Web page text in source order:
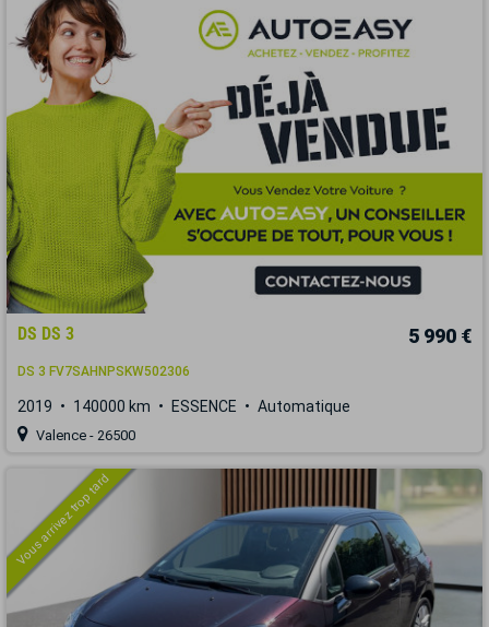
DS DS 3 5 990 €
DS 3 FV7SAHNPSKW502306
2019 140000 km ESSENCE Automatique
Valence - 26500
Vous arrivez trop tard